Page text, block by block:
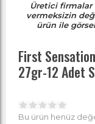
Üretici firmalar
vermeksizin
ürün ile
First
27gr-12 Adet
Bu ürün henüz